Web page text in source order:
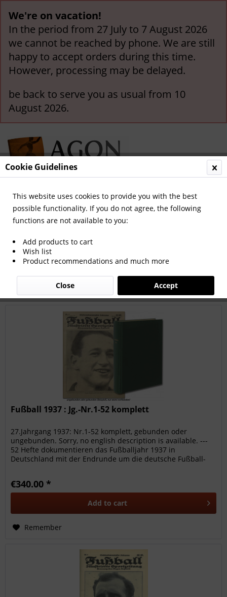
We're on vacation!
In the period from 27 July to 7 August 2026
we cannot be reached by phone. We are still
happy to accept orders during this time.
However, processing may be delayed.
be back to serve you as usual from 10
August 2026.
Menu
Fußball - Volumes
Filter
Fußball 1937 : Jg.-Nr.1-52 komplett
27.Jahrgang 1937: Nr.1-52 komplett, gebunden oder
ungebunden. Sorry, no english description is available. ---
52 Hefte dokumentieren das Fußballjahr 1937 in
Deutschland mit der Endrunde um die deutsche Fußball-
€340.00 *
Add to cart
Remember
Cookie Guidelines
This website uses cookies to provide you with the best
possible functionality. If you do not agree, the following
functions are not available to you:
Add products to cart
Wish list
Product recommendations and much more
Accept
Close